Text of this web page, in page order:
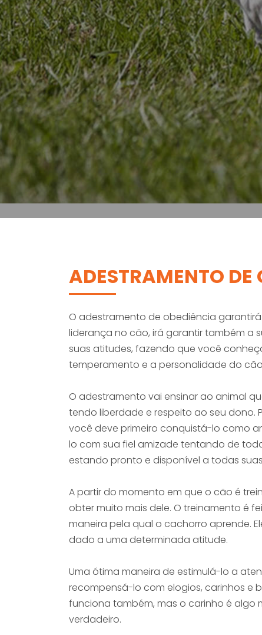
ADESTRAMENTO DE
O adestramento de obediência
liderança no cão, irá garantir também a
suas atitudes, fazendo que você
temperamento e a personalidade do
O adestramento vai ensinar ao animal
tendo liberdade e respeito ao seu dono.
você deve primeiro conquistá-lo como
lo com sua fiel amizade tentando de
estando pronto e disponível a todas
A partir do momento em que o cão é
obter muito mais dele. O treinamento é
maneira pela qual o cachorro aprende.
dado a uma determinada atitude.
Uma ótima maneira de estimulá-lo a
recompensá-lo com elogios, carinhos e
funciona também, mas o carinho é algo
verdadeiro.